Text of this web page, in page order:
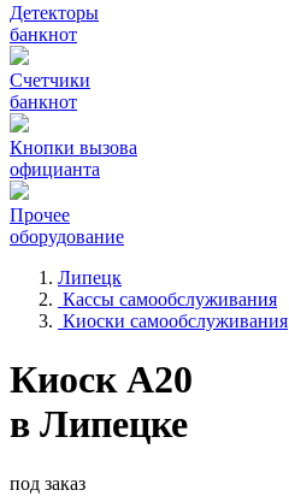
Детекторы
банкнот
Счетчики
банкнот
Кнопки вызова
официанта
Прочее
оборудование
Липецк
Кассы самообслуживания
Киоски самообслуживания
Киоск А20
в Липецке
под заказ